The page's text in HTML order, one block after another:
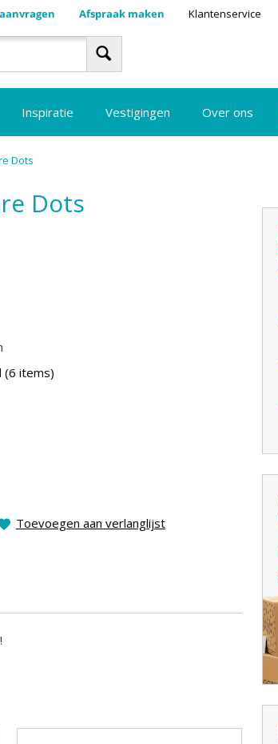
Afspraak maken Klantenservice
Inspiratie Vestigingen Over ons
Dots
Dots
(6 items)
Toevoegen aan verlanglijst